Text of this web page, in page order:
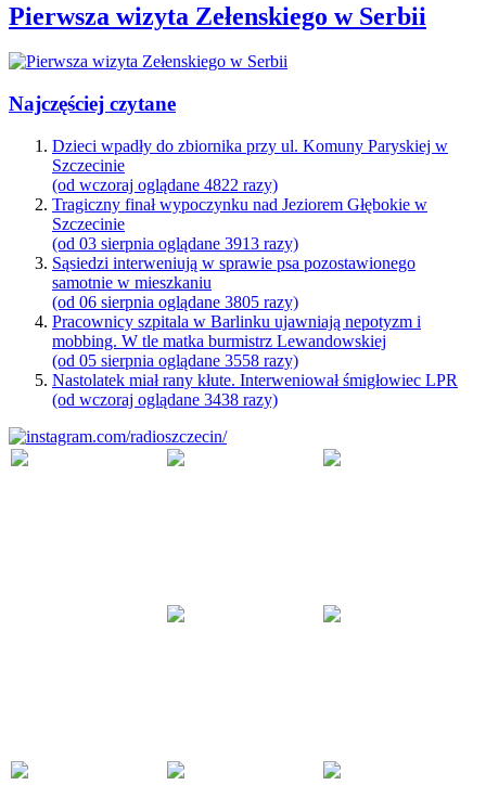
Pierwsza wizyta Zełenskiego w Serbii
Najczęściej czytane
Dzieci wpadły do zbiornika przy ul. Komuny Paryskiej w
Szczecinie
(od wczoraj oglądane 4822 razy)
Tragiczny finał wypoczynku nad Jeziorem Głębokie w
Szczecinie
(od 03 sierpnia oglądane 3913 razy)
Sąsiedzi interweniują w sprawie psa pozostawionego
samotnie w mieszkaniu
(od 06 sierpnia oglądane 3805 razy)
Pracownicy szpitala w Barlinku ujawniają nepotyzm i
mobbing. W tle matka burmistrz Lewandowskiej
(od 05 sierpnia oglądane 3558 razy)
Nastolatek miał rany kłute. Interweniował śmigłowiec LPR
(od wczoraj oglądane 3438 razy)